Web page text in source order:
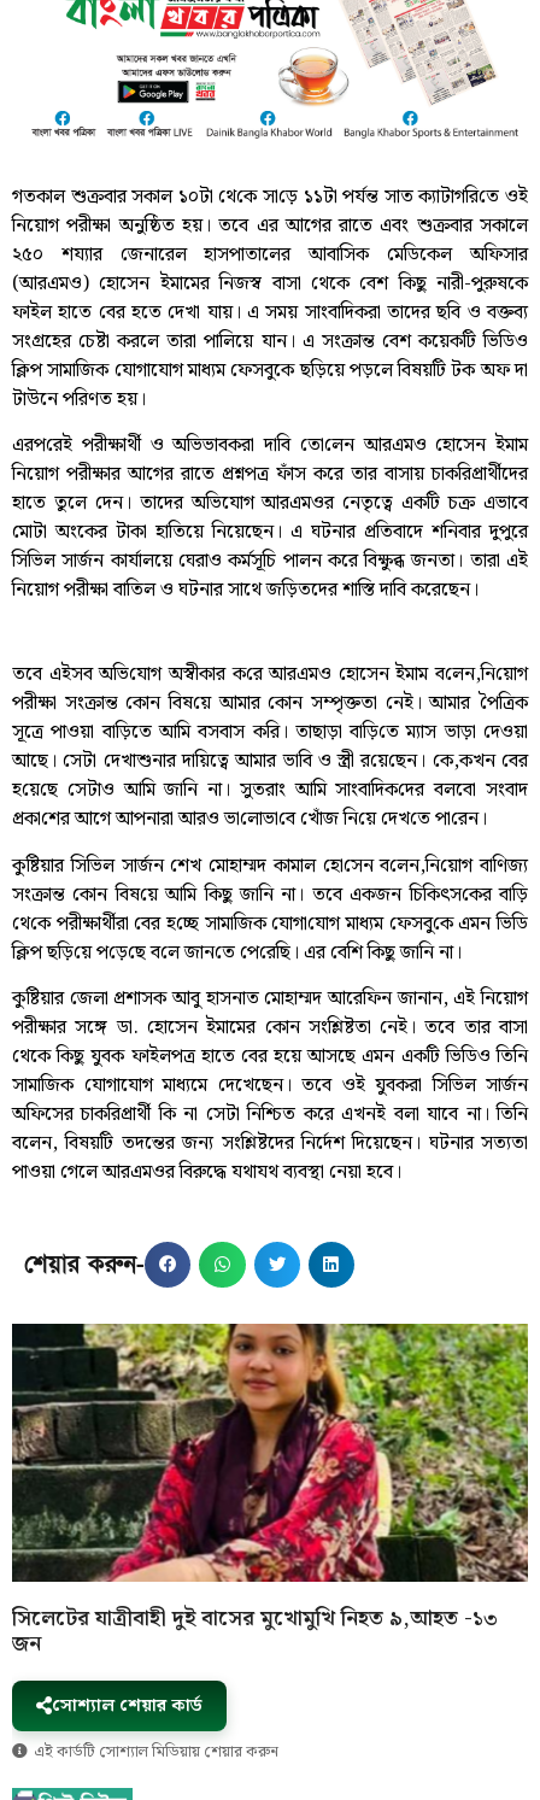
গতকাল শুক্রবার সকাল ১০টা থে‌কে সা‌ড়ে ১১টা পর্যন্ত সাত ক‌্যাটাগ‌রি‌তে ওই
নিয়োগ পরীক্ষা অনুষ্ঠিত হয়। তবে এর আগের রাতে এবং শুক্রবার সকালে
২৫০ শয্যার জেনারেল হাসপাতালের আবাসিক মেডিকেল অফিসার
(আরএমও) হোসেন ইমামের নিজস্ব বাসা থেকে বেশ কিছু নারী-পুরুষকে
ফাইল হাতে বের হতে দেখা যায়। এ সময় সাংবাদিকরা তাদের ছবি ও বক্তব্য
সংগ্রহের চেষ্টা করলে তারা পালিয়ে যান। এ সংক্রান্ত বেশ কয়েকটি ভিডিও
ক্লিপ সামাজিক যোগাযোগ মাধ্যম ফেসবুকে ছড়িয়ে পড়লে বিষয়টি টক অফ দা
টাউনে পরিণত হয়।
এরপ‌রেই পরীক্ষার্থী ও অ‌ভিভাবক‌রা দা‌বি তো‌লেন আরএমও হোসেন ইমাম
নিয়োগ পরীক্ষার আগের রাতে প্রশ্নপত্র ফাঁস করে তার বাসায় চাকরিপ্রার্থীদের
হাতে তুলে দেন। তাদের অভিযোগ আরএমওর নেতৃত্বে একটি চক্র এভাবে
মোটা অংকের টাকা হাতিয়ে নিয়েছেন। এ ঘটনার প্রতিবাদে শনিবার দুপুরে
সিভিল সার্জন কার্যালয়ে ঘেরাও কর্মসূচি পালন করে বিক্ষুব্ধ জনতা। তারা এই
নিয়োগ পরীক্ষা বাতিল ও ঘটনার সাথে জড়িতদের শাস্তি দাবি করেছেন।
তবে এইসব অ‌ভি‌যোগ অস্বীকার ক‌রে আরএমও হোসেন ইমাম ব‌লেন,নি‌য়োগ
পরীক্ষা সংক্রান্ত কোন বিষ‌য়ে আমার কোন সম্পৃক্ততা নেই। আমার পৈ‌ত্রিক
সূত্রে পাওয়‌া বা‌ড়িতে আমি বসবাস ক‌রি। তাছাড়া বা‌ড়ি‌তে ম‌্যাস ভাড়া দেওয়‌া
আছে। ‌সেটা দেখাশুনার দা‌য়িত্বে আমার ভা‌বি ও স্ত্রী র‌য়ে‌ছেন। কে,কখন বে‌র
হ‌য়ে‌ছে সেটাও আমি জা‌নি না। সুতরাং আমি সাংবা‌দিক‌দের বলবো সংবাদ
প্রকা‌শের আগে আপনারা আরও ভা‌লোভা‌বে খোঁজ নি‌য়ে দেখ‌তে পা‌রেন।
কু‌ষ্টিয়ার সি‌ভিল সার্জন ‌শেখ মোহাম্মদ কামাল হো‌সেন ব‌লেন,‌‌নি‌য়োগ বা‌ণিজ‌্য
সংক্রান্ত কোন বিষ‌য়ে আমি কিছু জা‌নি না। তবে একজন চি‌কিৎস‌কের বা‌ড়ি
থে‌কে পরীক্ষার্থীরা বের হ‌চ্ছে সামা‌জিক‌ যোগা‌যোগ মাধ‌্যম ফেসবু‌কে এমন ভি‌ডি
ক্লিপ ছ‌ড়ি‌য়ে প‌ড়ে‌ছে ব‌লে জান‌তে পে‌রে‌ছি। এর বে‌শি কিছু জা‌নি না।
কুষ্টিয়ার জেলা প্রশাসক আবু হাসনাত মোহাম্মদ আরেফিন জানান, এই নিয়োগ
পরীক্ষার সঙ্গে ডা. হোসেন ইমামের কোন সংশ্লিষ্টতা নেই। তবে তার বাসা
থেকে কিছু যুবক ফাইলপত্র হাতে বের হয়ে আসছে এমন একটি ভিডিও তিনি
সামাজিক যোগাযোগ মাধ্যমে দেখেছেন। তবে ওই যুবকরা সিভিল সার্জন
অফিসের চাকরিপ্রার্থী কি না সেটা নিশ্চিত করে এখনই বলা যাবে না। তিনি
বলেন, বিষয়টি তদন্তের জন্য সংশ্লিষ্টদের নির্দেশ দিয়েছেন। ঘটনার সত্যতা
পাওয়া গেলে আরএমওর বিরুদ্ধে যথাযথ ব্যবস্থা নেয়া হবে।
শেয়ার করুন-
সিলেটের যাত্রীবাহী দুই বাসের মুখোমুখি নিহত ৯,আহত -১৩
জন
সোশ্যাল শেয়ার কার্ড
এই কার্ডটি সোশ্যাল মিডিয়ায় শেয়ার করুন